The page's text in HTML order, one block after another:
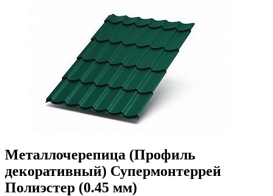
Металлочерепица (Профиль
декоративный) Супермонтеррей
Полиэстер (0.45 мм)